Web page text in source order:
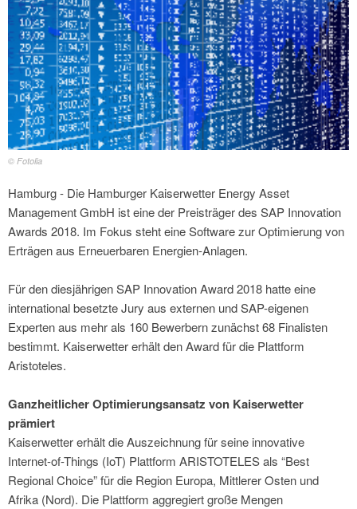
© Fotolia
Hamburg - Die Hamburger Kaiserwetter Energy Asset
Management GmbH ist eine der Preisträger des SAP Innovation
Awards 2018. Im Fokus steht eine Software zur Optimierung von
Erträgen aus Erneuerbaren Energien-Anlagen.
Für den diesjährigen SAP Innovation Award 2018 hatte eine
international besetzte Jury aus externen und SAP-eigenen
Experten aus mehr als 160 Bewerbern zunächst 68 Finalisten
bestimmt. Kaiserwetter erhält den Award für die Plattform
Aristoteles.
Ganzheitlicher Optimierungsansatz von Kaiserwetter
prämiert
Kaiserwetter erhält die Auszeichnung für seine innovative
Internet-of-Things (IoT) Plattform ARISTOTELES als “Best
Regional Choice” für die Region Europa, Mittlerer Osten und
Afrika (Nord). Die Plattform aggregiert große Mengen